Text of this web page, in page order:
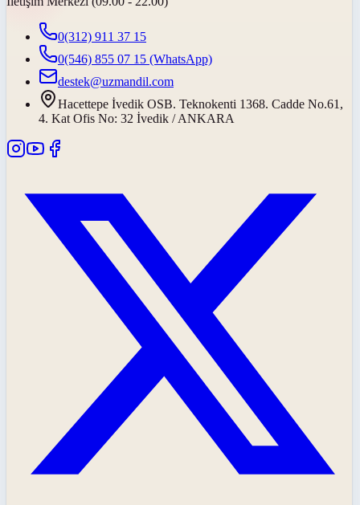
0(312) 911 37 15
0(546) 855 07 15 (WhatsApp)
destek@uzmandil.com
Hacettepe İvedik OSB. Teknokenti 1368. Cadde No.61,
4. Kat Ofis No: 32 İvedik / ANKARA